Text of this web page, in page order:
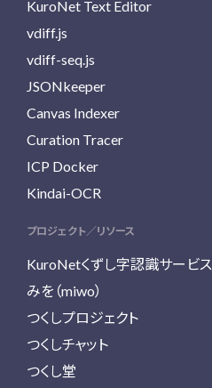
KuroNet Text Editor
vdiff.js
vdiff-seq.js
JSONkeeper
Canvas Indexer
Curation Tracer
ICP Docker
Kindai-OCR
プロジェクト／リソース
KuroNetくずし字認識サービス
みを（miwo）
つくしプロジェクト
つくしチャット
つくし堂